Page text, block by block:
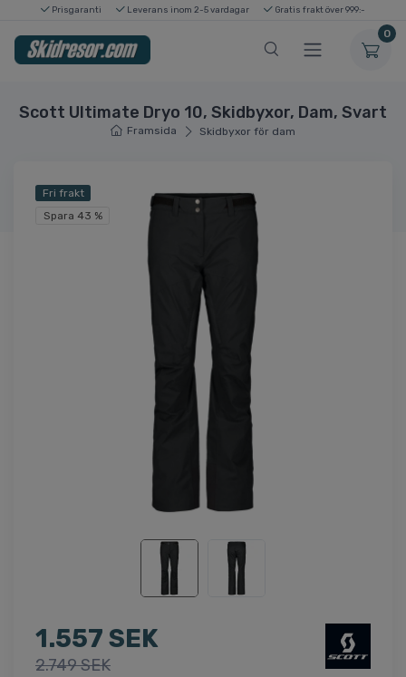
Prisgaranti Leverans inom 2-5 vardagar Gratis frakt över 999:-
0
Scott Ultimate Dryo 10, Skidbyxor, Dam, Svart
Framsida Skidbyxor för dam
Fri frakt
Spara 43 %
1.557 SEK
2.749 SEK